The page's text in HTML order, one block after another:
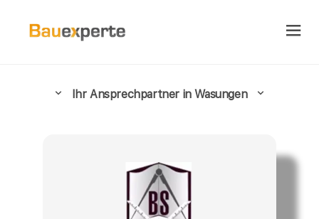
Ihr Ansprechpartner in Wasungen